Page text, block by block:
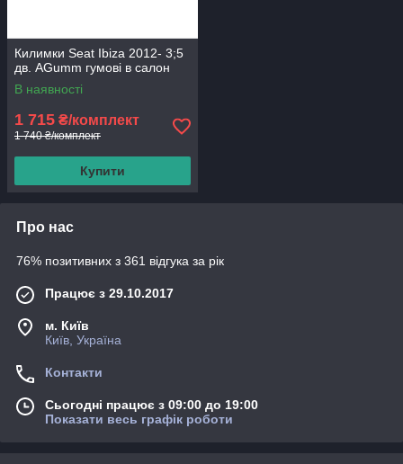
Килимки Seat Ibiza 2012- 3;5
дв. AGumm гумові в салон
В наявності
1 715 ₴/комплект
1 740 ₴/комплект
Купити
Про нас
76% позитивних з 361 відгука за рік
Працює з 29.10.2017
м. Київ
Київ, Україна
Контакти
Сьогодні працює з 09:00 до 19:00
Показати весь графік роботи